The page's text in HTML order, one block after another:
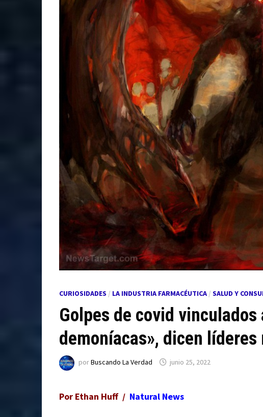
CURIOSIDADES / LA INDUSTRIA FARMACÉUTICA/ SALUD Y
Golpes de covid
demoníacas», dicen
porBuscando La Verdad junio 25, 2022
Por Ethan Huff / Natural News